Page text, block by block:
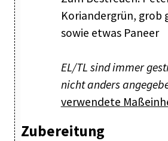
Koriandergrün, grob
sowie etwas Paneer
EL/TL sind immer
nicht anders
verwendete
Zubereitung